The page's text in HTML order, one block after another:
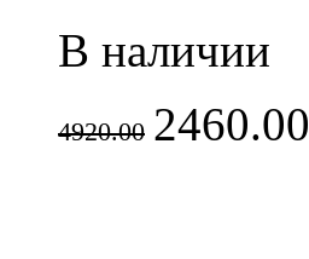
В наличии
4920.00 2460.00